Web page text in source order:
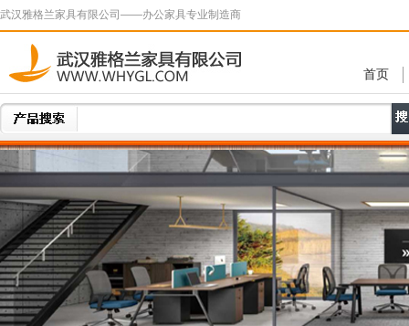
武汉雅格兰家具有限公司——办公家具专业制造商
首页